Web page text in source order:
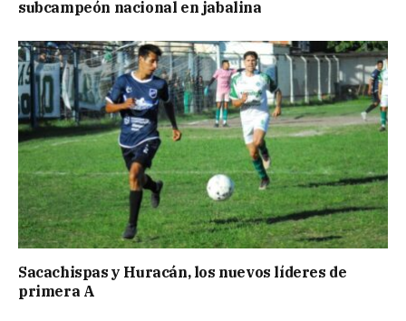
subcampeón nacional en jabalina
Sacachispas y Huracán, los nuevos líderes de
primera A